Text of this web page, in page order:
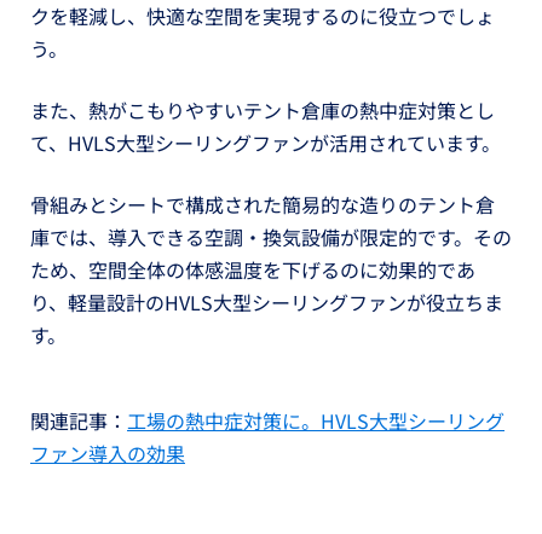
クを軽減し、快適な空間を実現するのに役立つでしょ
う。
また、熱がこもりやすいテント倉庫の熱中症対策とし
て、HVLS大型シーリングファンが活用されています。
骨組みとシートで構成された簡易的な造りのテント倉
庫では、導入できる空調・換気設備が限定的です。その
ため、空間全体の体感温度を下げるのに効果的であ
り、軽量設計のHVLS大型シーリングファンが役立ちま
す。
関連記事： 工場の熱中症対策に。HVLS大型シーリング
ファン導入の効果